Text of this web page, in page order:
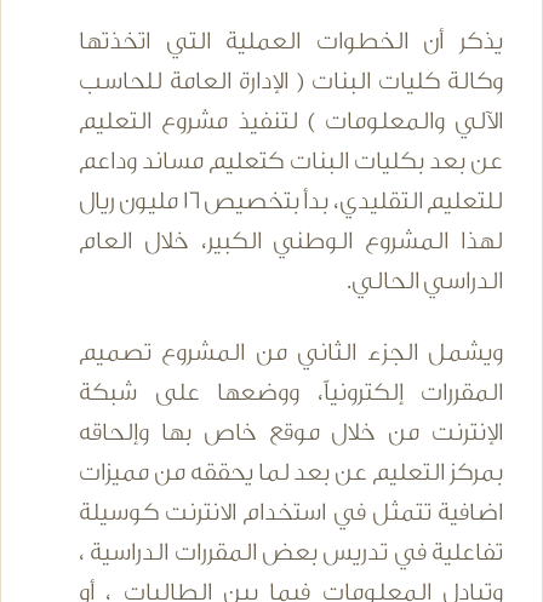
يذكر أن الخطوات العملية التي اتخذتها
وكالة كليات البنات ( الإدارة العامة للحاسب
الآلي والمعلومات ) لتنفيذ مشروع التعليم
عن بعد بكليات البنات كتعليم مساند وداعم
للتعليم التقليدي، بدأ بتخصيص 16 مليون ريال
لهذا المشروع الوطني الكبير، خلال العام
الدراسي الحالي.
ويشمل الجزء الثاني من المشروع تصميم
المقررات إلكترونياً، ووضعها على شبكة
الإنترنت من خلال موقع خاص بها وإلحاقه
بمركز التعليم عن بعد لما يحققه من مميزات
اضافية تتمثل في استخدام الانترنت كوسيلة
تفاعلية في تدريس بعض المقررات الدراسية ،
وتبادل المعلومات فيما بين الطالبات ، أو